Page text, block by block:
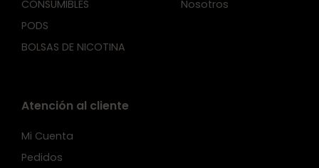
CONSUMIBLES
PODS
BOLSAS DE NICOTINA
Nosotros
Atención al cliente
Mi Cuenta
Pedidos